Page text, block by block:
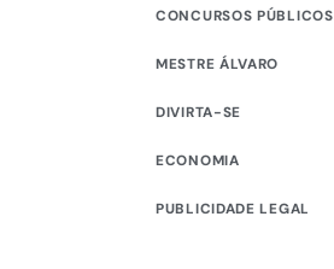
CONCURSOS PÚBLICOS
MESTRE ÁLVARO
DIVIRTA-SE
ECONOMIA
PUBLICIDADE LEGAL